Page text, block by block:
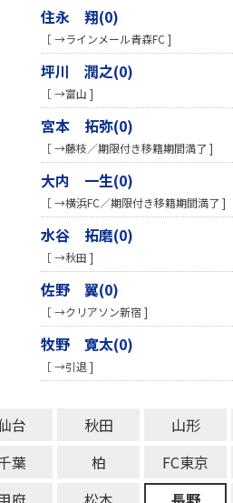
住永 翔(0)
［ →ラインメール青森FC ]
坪川 潤之(0)
［ →富山 ]
宮本 拓弥(0)
［ →藤枝／期限付き移籍期間満了 ]
大内 一生(0)
［ →横浜FC／期限付き移籍期間満了 ]
水谷 拓磨(0)
［ →秋田 ]
佐野 翼(0)
［ →クリアソン新宿 ]
牧野 寛太(0)
［ →引退 ]
台 秋田 山形
葉 柏 FC東京